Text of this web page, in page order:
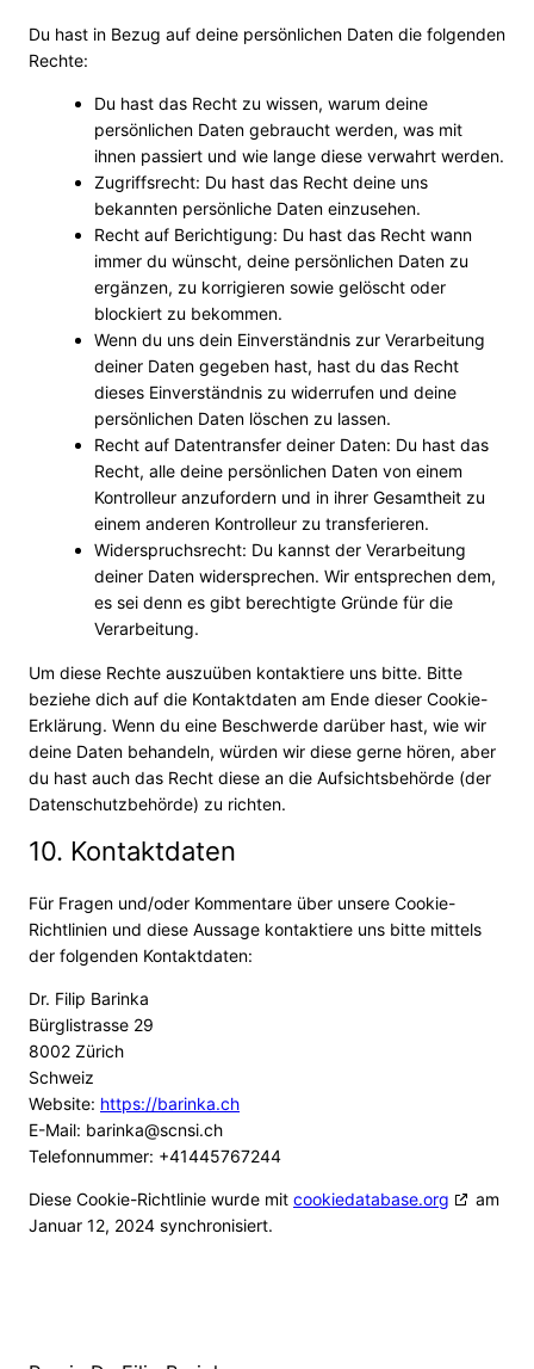
Du hast in Bezug auf deine persönlichen Daten die folgenden
Rechte:
Du hast das Recht zu wissen, warum deine
persönlichen Daten gebraucht werden, was mit
ihnen passiert und wie lange diese verwahrt werden.
Zugriffsrecht: Du hast das Recht deine uns
bekannten persönliche Daten einzusehen.
Recht auf Berichtigung: Du hast das Recht wann
immer du wünscht, deine persönlichen Daten zu
ergänzen, zu korrigieren sowie gelöscht oder
blockiert zu bekommen.
Wenn du uns dein Einverständnis zur Verarbeitung
deiner Daten gegeben hast, hast du das Recht
dieses Einverständnis zu widerrufen und deine
persönlichen Daten löschen zu lassen.
Recht auf Datentransfer deiner Daten: Du hast das
Recht, alle deine persönlichen Daten von einem
Kontrolleur anzufordern und in ihrer Gesamtheit zu
einem anderen Kontrolleur zu transferieren.
Widerspruchsrecht: Du kannst der Verarbeitung
deiner Daten widersprechen. Wir entsprechen dem,
es sei denn es gibt berechtigte Gründe für die
Verarbeitung.
Um diese Rechte auszuüben kontaktiere uns bitte. Bitte
beziehe dich auf die Kontaktdaten am Ende dieser Cookie-
Erklärung. Wenn du eine Beschwerde darüber hast, wie wir
deine Daten behandeln, würden wir diese gerne hören, aber
du hast auch das Recht diese an die Aufsichtsbehörde (der
Datenschutzbehörde) zu richten.
10. Kontaktdaten
Für Fragen und/oder Kommentare über unsere Cookie-
Richtlinien und diese Aussage kontaktiere uns bitte mittels
der folgenden Kontaktdaten:
Dr. Filip Barinka
Bürglistrasse 29
8002 Zürich
Schweiz
Website: https://barinka.ch
E-Mail: hc.isncs@aknirab
Telefonnummer: +41445767244
Diese Cookie-Richtlinie wurde mit cookiedatabase.org
am
Januar 12, 2024 synchronisiert.